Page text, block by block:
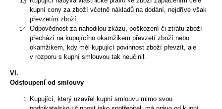
kupní ceny za zboží včetně nákladů na dodání, nejdříve však
převzetím zboží.
Odpovědnost za nahodilou zkázu, poškození či ztrátu zboží
přechází na kupujícího okamžikem převzetí zboží nebo
okamžikem, kdy měl kupující povinnost zboží převzít, ale
v rozporu s kupní smlouvou tak neučinil.
VI.
Odstoupení od smlouvy
Kupující, který uzavřel kupní smlouvu mimo svou